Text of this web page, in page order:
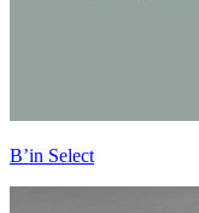
B’in Select